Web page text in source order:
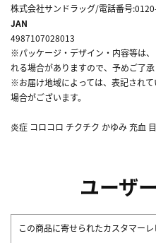
株式会社サンドラッグ/電話番号
JAN
4987107028013
※パッケージ・デザイン・内容等は
れる場合がありますので、予めご了承
※お届け地域によっては、表記され
場合がございます。
炎症 コロコロ チクチク かゆみ 充血
ユーザ
この商品に寄せられたカスタマーレ